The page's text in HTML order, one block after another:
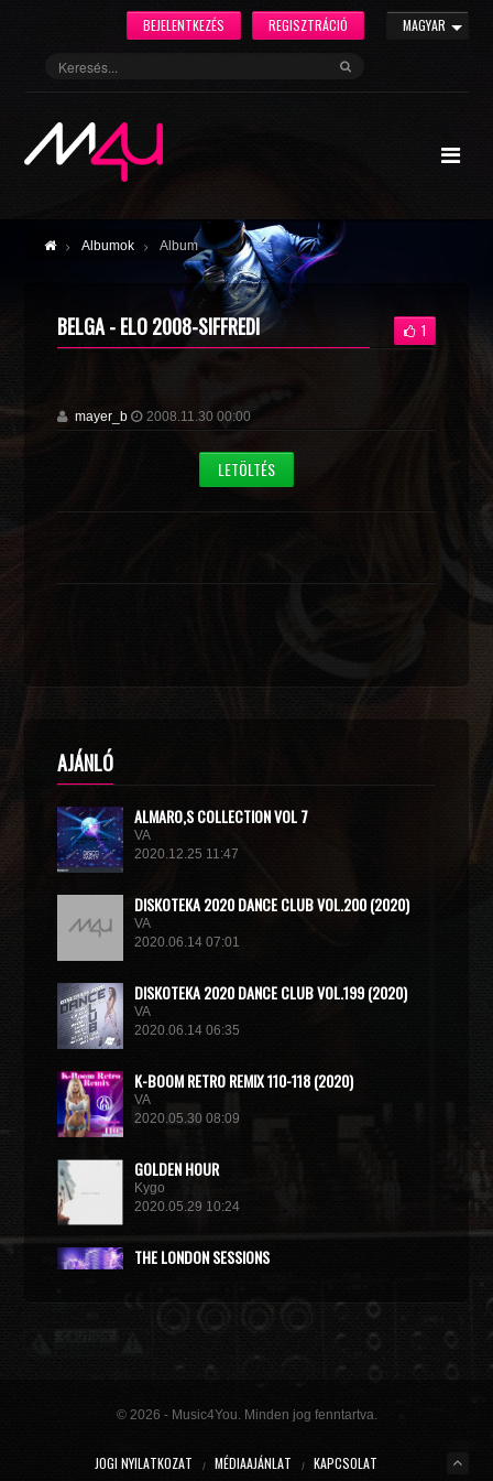
MAGYAR
REGISZTRÁCIÓ
BEJELENTKEZÉS
Albumok Album
BELGA - ELO 2008-SIFFREDI 1
mayer_b 2008.11.30 00:00
LETÖLTÉS
AJÁNLÓ
ALMARO,S COLLECTION VOL 7
VA
2020.12.25 11:47
DISКОТЕКА 2020 DANCE CLUB VOL.200 (2020)
VA
2020.06.14 07:01
DISКОТЕКА 2020 DANCE CLUB VOL.199 (2020)
VA
2020.06.14 06:35
K-BOOM RETRO REMIX 110-118 (2020)
VA
2020.05.30 08:09
GOLDEN HOUR
Kygo
2020.05.29 10:24
THE LONDON SESSIONS
© 2026 - Music4You. Minden jog fenntartva.
JOGI NYILATKOZAT MÉDIAAJÁNLAT KAPCSOLAT